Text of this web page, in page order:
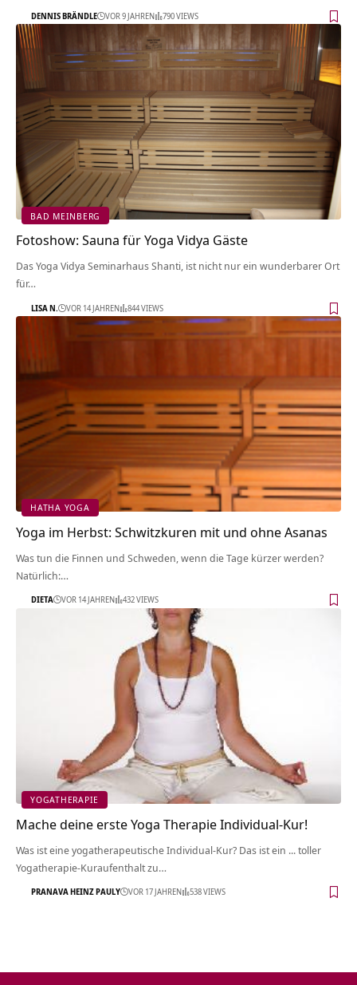
DENNIS BRÄNDLE VOR 9 JAHREN 790 VIEWS
BAD MEINBERG
Fotoshow: Sauna für Yoga Vidya Gäste
Das Yoga Vidya Seminarhaus Shanti, ist nicht nur ein wunderbarer Ort
für…
LISA N. VOR 14 JAHREN 844 VIEWS
HATHA YOGA
Yoga im Herbst: Schwitzkuren mit und ohne Asanas
Was tun die Finnen und Schweden, wenn die Tage kürzer werden?
Natürlich:…
DIETA VOR 14 JAHREN 432 VIEWS
YOGATHERAPIE
Mache deine erste Yoga Therapie Individual-Kur!
Was ist eine yogatherapeutische Individual-Kur? Das ist ein ... toller
Yogatherapie-Kuraufenthalt zu…
PRANAVA HEINZ PAULY VOR 17 JAHREN 538 VIEWS